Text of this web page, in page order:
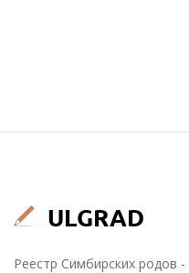
Реестр Симбирских родов